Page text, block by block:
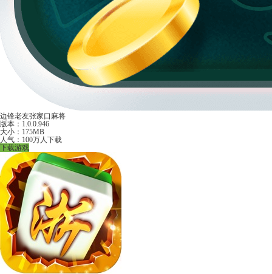
边锋老友张家口麻将
版本：1.0.0.946
大小：175MB
人气：100万人下载
下载游戏